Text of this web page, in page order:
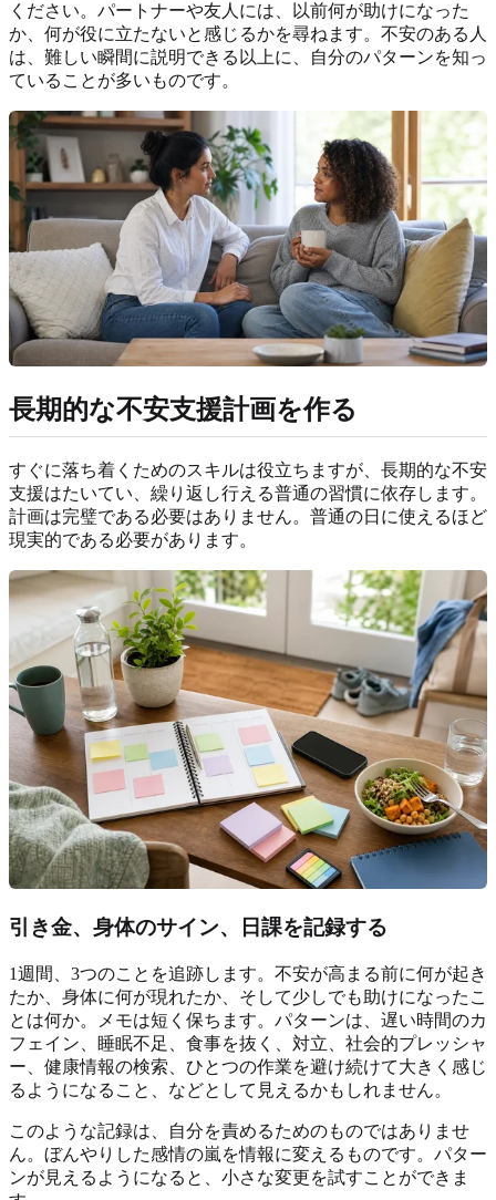
ください。パートナーや友人には、以前何が助けになった
か、何が役に立たないと感じるかを尋ねます。不安のある人
は、難しい瞬間に説明できる以上に、自分のパターンを知っ
ていることが多いものです。
長期的な不安支援計画を作る
すぐに落ち着くためのスキルは役立ちますが、長期的な不安
支援はたいてい、繰り返し行える普通の習慣に依存します。
計画は完璧である必要はありません。普通の日に使えるほど
現実的である必要があります。
引き金、身体のサイン、日課を記録する
1週間、3つのことを追跡します。不安が高まる前に何が起き
たか、身体に何が現れたか、そして少しでも助けになったこ
とは何か。メモは短く保ちます。パターンは、遅い時間のカ
フェイン、睡眠不足、食事を抜く、対立、社会的プレッシャ
ー、健康情報の検索、ひとつの作業を避け続けて大きく感じ
るようになること、などとして見えるかもしれません。
このような記録は、自分を責めるためのものではありませ
ん。ぼんやりした感情の嵐を情報に変えるものです。パター
ンが見えるようになると、小さな変更を試すことができま